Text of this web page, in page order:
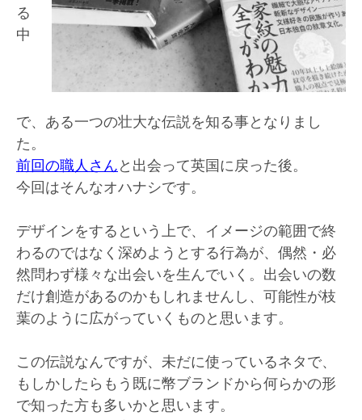
る
中
で、ある一つの壮大な伝説を知る事となりまし
た。
前回の職人さん と出会って英国に戻った後。
今回はそんなオハナシです。
デザインをするという上で、イメージの範囲で終
わるのではなく深めようとする行為が、偶然・必
然問わず様々な出会いを生んでいく。出会いの数
だけ創造があるのかもしれませんし、可能性が枝
葉のように広がっていくものと思います。
この伝説なんですが、未だに使っているネタで、
もしかしたらもう既に幣ブランドから何らかの形
で知った方も多いかと思います。